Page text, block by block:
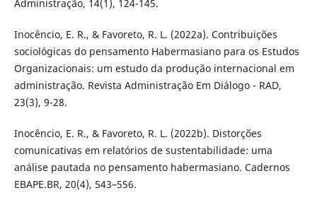
Administração, 14(1), 124-145.
Inocêncio, E. R., & Favoreto, R. L. (2022a). Contribuições
sociológicas do pensamento Habermasiano para os Estudos
Organizacionais: um estudo da produção internacional em
administração. Revista Administração Em Diálogo - RAD,
23(3), 9-28.
Inocêncio, E. R., & Favoreto, R. L. (2022b). Distorções
comunicativas em relatórios de sustentabilidade: uma
análise pautada no pensamento habermasiano. Cadernos
EBAPE.BR, 20(4), 543–556.